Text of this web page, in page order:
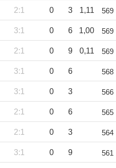
2:1 0 3 1,11 569
3:1 0 6 1,00 569
2:1 0 9 0,11 569
3:1 0 6 568
3:1 0 3 566
2:1 0 6 565
2:1 0 3 564
3:1 0 9 561